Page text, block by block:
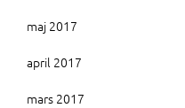
maj 2017
april 2017
mars 2017